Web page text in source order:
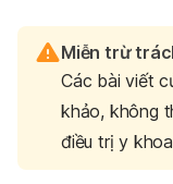
Miễn trừ
Các bài viết
khảo, không
điều trị y